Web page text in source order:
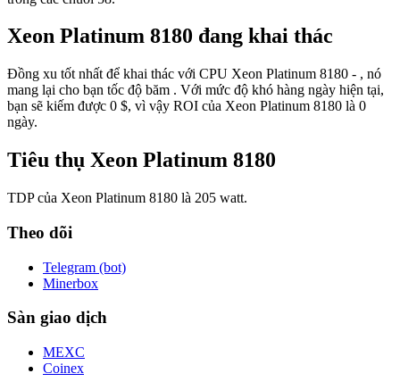
Xeon Platinum 8180 đang khai thác
Đồng xu tốt nhất để khai thác với CPU Xeon Platinum 8180 - , nó
mang lại cho bạn tốc độ băm . Với mức độ khó hàng ngày hiện tại,
bạn sẽ kiếm được 0 $, vì vậy ROI của Xeon Platinum 8180 là 0
ngày.
Tiêu thụ Xeon Platinum 8180
TDP của Xeon Platinum 8180 là 205 watt.
Theo dõi
Telegram (bot)
Minerbox
Sàn giao dịch
MEXC
Coinex